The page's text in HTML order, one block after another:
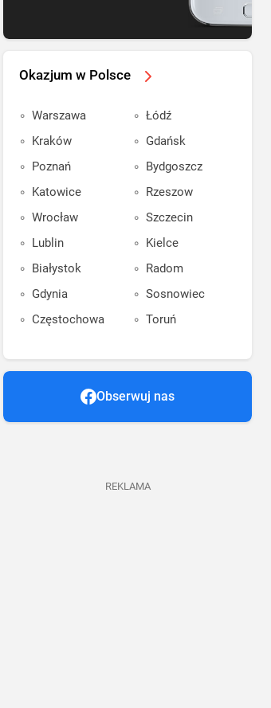
Okazjum w Polsce
Warszawa
Kraków
Poznań
Katowice
Wrocław
Lublin
Białystok
Gdynia
Częstochowa
Łódź
Gdańsk
Bydgoszcz
Rzeszow
Szczecin
Kielce
Radom
Sosnowiec
Toruń
Obserwuj nas
REKLAMA